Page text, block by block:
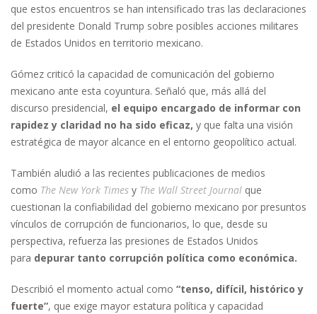
que estos encuentros se han intensificado tras las declaraciones
del presidente Donald Trump sobre posibles acciones militares
de Estados Unidos en territorio mexicano.
Gómez criticó la capacidad de comunicación del gobierno
mexicano ante esta coyuntura. Señaló que, más allá del
discurso presidencial, el equipo encargado de informar con
rapidez y claridad no ha sido eficaz, y que falta una visión
estratégica de mayor alcance en el entorno geopolítico actual.
También aludió a las recientes publicaciones de medios
como The New York Times y The Wall Street Journal que
cuestionan la confiabilidad del gobierno mexicano por presuntos
vínculos de corrupción de funcionarios, lo que, desde su
perspectiva, refuerza las presiones de Estados Unidos
para depurar tanto corrupción política como económica.
Describió el momento actual como “tenso, difícil, histórico y
fuerte”, que exige mayor estatura política y capacidad